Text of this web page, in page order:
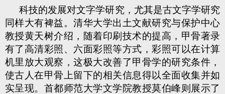
科技的发展对文字学研究，尤其是古文字学研究
同样大有裨益。清华大学出土文献研究与保护中心
教授黄天树介绍，随着印刷技术的提高，甲骨著录
有了高清彩照、六面彩照等方式，彩照可以在计算
机里放大观察，这极大改善了甲骨学的研究条件，
使古人在甲骨上留下的相关信息得以全面收集并如
实呈现。首都师范大学文学院教授莫伯峰则展示了